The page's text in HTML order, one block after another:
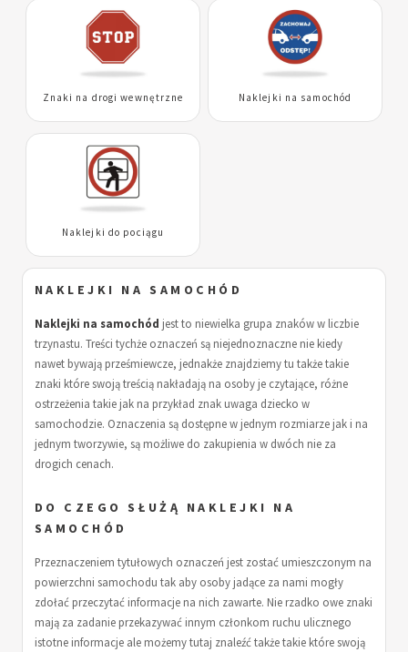
Znaki na drogi wewnętrzne Naklejki na samochód
Naklejki do pociągu
NAKLEJKI NA SAMOCHÓD
Naklejki na samochód jest to niewielka grupa znaków w liczbie
trzynastu. Treści tychże oznaczeń są niejednoznaczne nie kiedy
nawet bywają prześmiewcze, jednakże znajdziemy tu także takie
znaki które swoją treścią nakładają na osoby je czytające, różne
ostrzeżenia takie jak na przykład znak uwaga dziecko w
samochodzie. Oznaczenia są dostępne w jednym rozmiarze jak i na
jednym tworzywie, są możliwe do zakupienia w dwóch nie za
drogich cenach.
DO CZEGO SŁUŻĄ NAKLEJKI NA
SAMOCHÓD
Przeznaczeniem tytułowych oznaczeń jest zostać umieszczonym na
powierzchni samochodu tak aby osoby jadące za nami mogły
zdołać przeczytać informacje na nich zawarte. Nie rzadko owe znaki
mają za zadanie przekazywać innym członkom ruchu ulicznego
istotne informacje ale możemy tutaj znaleźć także takie które swoją